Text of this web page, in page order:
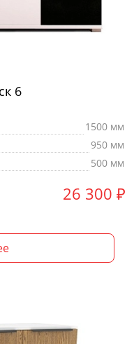
6
1500 мм
950 мм
500 мм
26 300 ₽